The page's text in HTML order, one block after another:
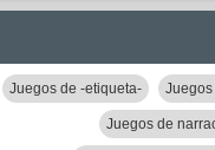
Juegos de -etiqueta- Juegos
Juegos de